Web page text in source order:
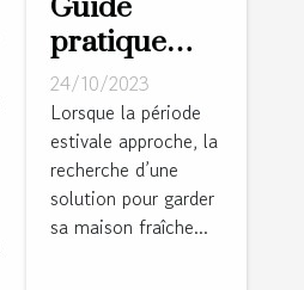
Guide
pratique
pour choisir
la bonne
climatisation
pour votre
salle de
24/10/2023
Lorsque la période
estivale approche, la
recherche d’une
solution pour garder
sa maison fraîche...